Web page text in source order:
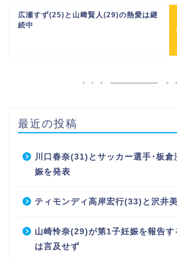
広瀬すず(25)と山﨑賢人(29)の熱愛は継
続中
最近の投稿
川口春奈(31)とサッカー選手･板
娠を発表
ティモンディ高岸宏行(33)と沢井
山崎怜奈(29)が第1子妊娠を報告す
は言及せず